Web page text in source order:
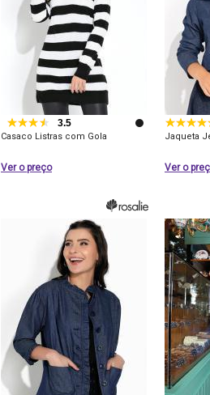
3.5
Casaco Listras com Gola
Ver o preço
Jaqueta
Ver o